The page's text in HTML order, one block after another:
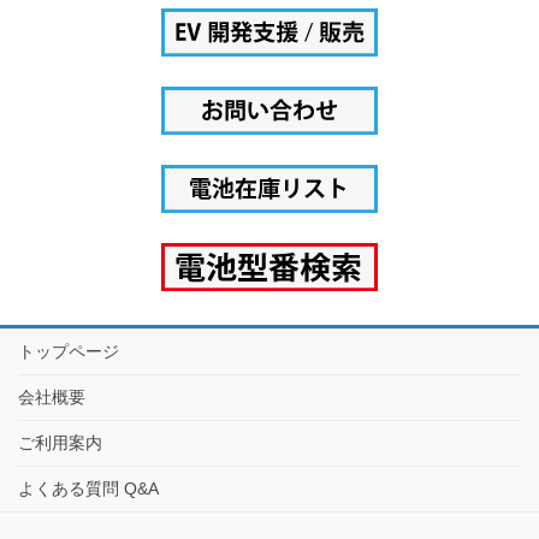
トップページ
会社概要
ご利用案内
よくある質問 Q&A